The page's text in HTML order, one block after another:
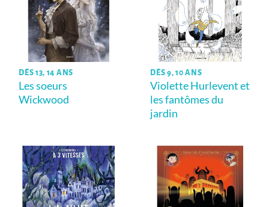
DÈS 13, 14 ANS
Les soeurs
Wickwood
DÈS 9, 10 ANS
Violette Hurlevent et
les fantômes du
jardin